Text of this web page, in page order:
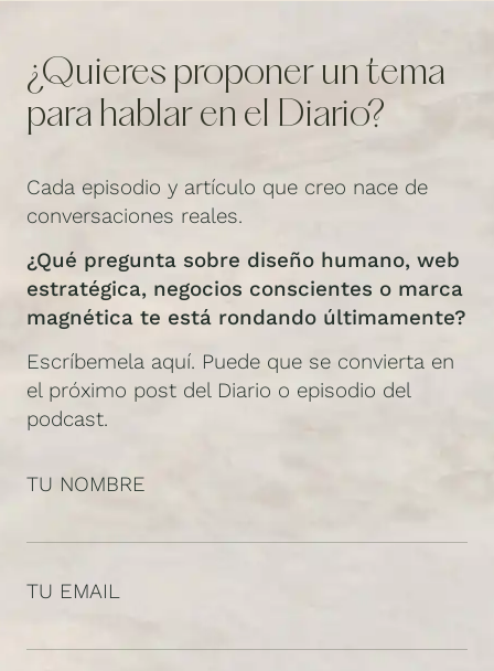
¿Quieres proponer un tema
para hablar en el Diario?
Cada episodio y artículo que creo nace de
conversaciones reales.
¿Qué pregunta sobre diseño humano, web
estratégica, negocios conscientes o marca
magnética te está rondando últimamente?
Escríbemela aquí. Puede que se convierta en
el próximo post del Diario o episodio del
podcast.
TU NOMBRE
TU EMAIL